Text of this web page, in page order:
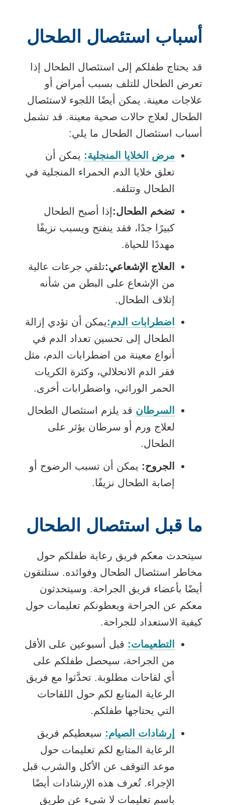
أسباب استئصال الطحال
قد يحتاج طفلكم إلى استئصال الطحال إذا
تعرض الطحال للتلف بسبب أمراض أو
علاجات معينة. يمكن أيضًا اللجوء لاستئصال
الطحال لعلاج حالات صحية معينة. قد تشمل
أسباب استئصال الطحال ما يلي:
مرض الخلايا المنجلية: يمكن أن
تعلق خلايا الدم الحمراء المنجلية في
الطحال وتتلفه.
تضخم الطحال:إذا أصبح الطحال
كبيرًا جدًا، فقد ينفتح ويسبب نزيفًا
مهددًا للحياة.
العلاج الإشعاعي:تلقي جرعات عالية
من الإشعاع على البطن من شأنه
إتلاف الطحال.
اضطرابات الدم:يمكن أن تؤدي إزالة
الطحال إلى تحسين تعداد الدم في
أنواع معينة من اضطرابات الدم، مثل
فقر الدم الانحلالي، وكثرة الكريات
الحمر الوراثي، واضطرابات أخرى.
السرطان قد يلزم استئصال الطحال
لعلاج ورم أو سرطان يؤثر على
الطحال.
الجروح: يمكن أن تسبب الرضوح أو
إصابة الطحال نزيفًا.
ما قبل استئصال الطحال
سيتحدث معكم فريق رعاية طفلكم حول
مخاطر استئصال الطحال وفوائده. ستلتقون
أيضًا بأعضاء فريق الجراحة. وسيتحدثون
معكم عن الجراحة ويعطونكم تعليمات حول
كيفية الاستعداد للجراحة.
التطعيمات: قبل أسبوعين على الأقل
من الجراحة، سيحصل طفلكم على
أي لقاحات مطلوبة. تحدَّثوا مع فريق
الرعاية المتابع لكم حول اللقاحات
التي يحتاجها طفلكم.
إرشادات الصيام: سيعطيكم فريق
الرعاية المتابع لكم تعليمات حول
موعد التوقف عن الأكل والشرب قبل
الإجراء. تُعرف هذه الإرشادات أيضًا
باسم تعليمات لا شيء عن طريق